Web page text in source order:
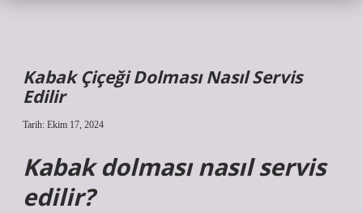
Kabak Çiçeği Dolması Nasıl Servis
Edilir
Tarih: Ekim 17, 2024
Kabak dolması nasıl servis
edilir?